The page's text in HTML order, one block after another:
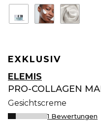
EXKLUSIV
ELEMIS
PRO-COLLAGEN
Gesichtscreme
1 Bewertungen